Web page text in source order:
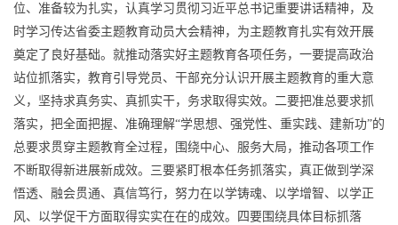
位、准备较为扎实，认真学习贯彻习近平总书记重要讲话精神，及
时学习传达省委主题教育动员大会精神，为主题教育扎实有效开展
奠定了良好基础。就推动落实好主题教育各项任务，一要提高政治
站位抓落实，教育引导党员、干部充分认识开展主题教育的重大意
义，坚持求真务实、真抓实干，务求取得实效。二要把准总要求抓
落实，把全面把握、准确理解“学思想、强党性、重实践、建新功”的
总要求贯穿主题教育全过程，围绕中心、服务大局，推动各项工作
不断取得新进展新成效。三要紧盯根本任务抓落实，真正做到学深
悟透、融会贯通、真信笃行，努力在以学铸魂、以学增智、以学正
风、以学促干方面取得实实在在的成效。四要围绕具体目标抓落